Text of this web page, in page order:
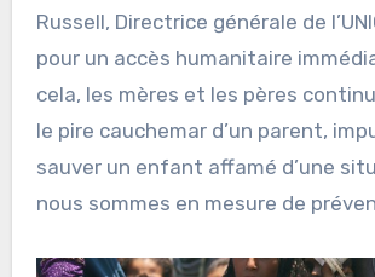
Russell, Directrice générale de
pour un accès humanitaire
cela, les mères et les pères
le pire cauchemar d’un parent,
sauver un enfant affamé d’une
nous sommes en mesure de